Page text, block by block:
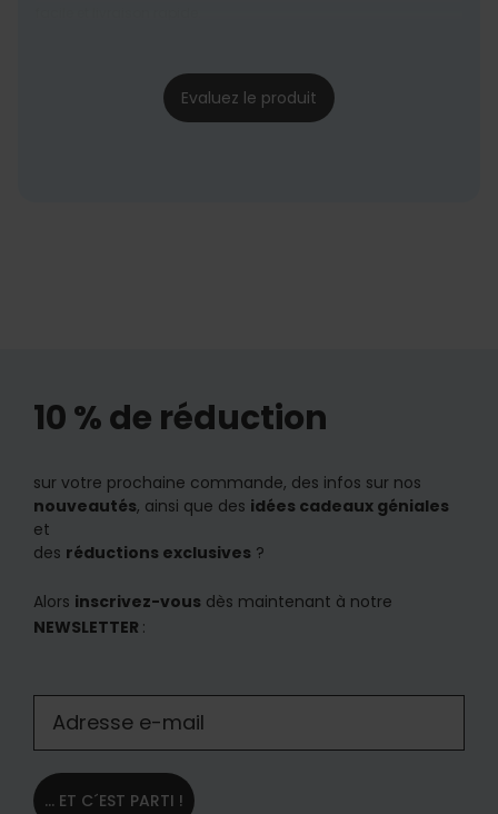
Evaluez le produit
10 % de réduction
sur votre prochaine commande, des infos sur nos
nouveautés, ainsi que des idées cadeaux géniales
et
des réductions exclusives ?
Alors inscrivez-vous dès maintenant à notre
NEWSLETTER :
... ET C´EST PARTI !